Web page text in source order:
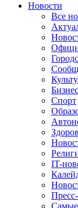
Новости
Все
Спорт
IT-